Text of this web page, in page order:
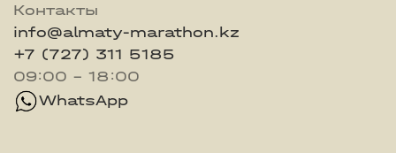
Контакты
info@almaty-marathon.kz
+7 (727) 311 5185
09:00 - 18:00
WhatsApp